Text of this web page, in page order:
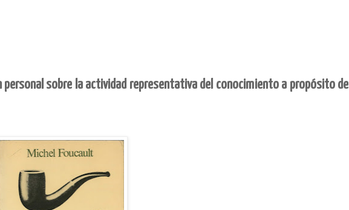
personal sobre la actividad representativa del conocimiento a propósito de